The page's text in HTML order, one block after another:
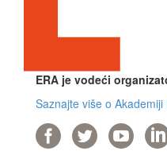
ERA je vodeći
Saznajte više o Akademiji